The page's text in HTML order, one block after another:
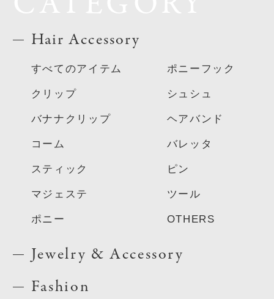
Hair Accessory
すべてのアイテム
クリップ
バナナクリップ
コーム
スティック
マジェステ
ポニー
ポニーフック
シュシュ
ヘアバンド
バレッタ
ピン
ツール
OTHERS
Jewelry & Accessory
Fashion